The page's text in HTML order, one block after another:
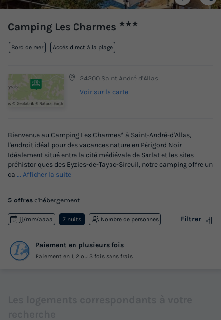
Camping Les Charmes ★★★
Bord de mer Accès direct à la plage
24200 Saint André d'Allas
Voir sur la carte
Bienvenue au Camping Les Charmes* à Saint-André-d'Allas,
l'endroit idéal pour des vacances nature en Périgord Noir !
Idéalement situé entre la cité médiévale de Sarlat et les sites
préhistoriques des Eyzies-de-Tayac-Sireuil, notre camping offre un
ca ... Afficher la suite
5 offres d'hébergement
jj/mm/aaaa 7 nuits Nombre de personnes Filtrer
Paiement en plusieurs fois
Paiement en 1, 2 ou 3 fois sans frais